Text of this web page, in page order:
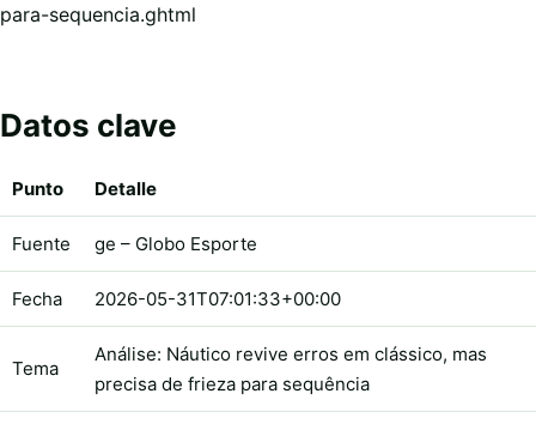
para-sequencia.ghtml
Datos clave
Punto Detalle
Fuente ge – Globo Esporte
Fecha 2026-05-31T07:01:33+00:00
Tema
Análise: Náutico revive erros em clássico, mas
precisa de frieza para sequência